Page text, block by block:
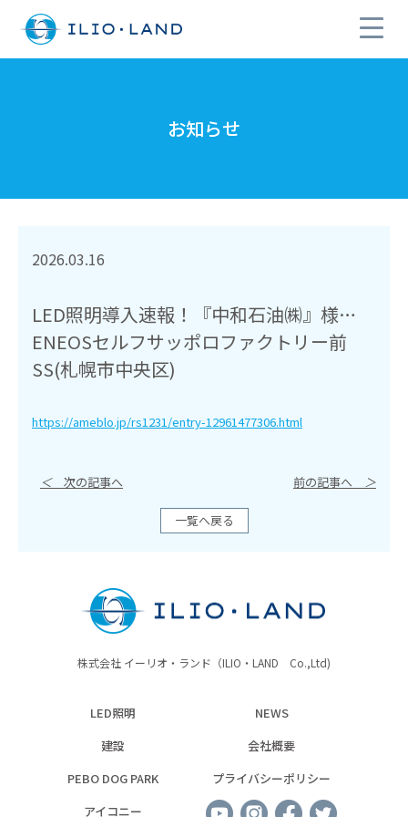
お知らせ
2026.03.16
LED照明導入速報！『中和石油㈱』様…
ENEOSセルフサッポロファクトリー前
SS(札幌市中央区)
https://ameblo.jp/rs1231/entry-12961477306.html
＜次の記事へ 前の記事へ ＞
一覧へ戻る
株式会社 イーリオ・ランド（ILIO・LAND Co.,Ltd)
LED照明
建設
PEBO DOG PARK
アイコニー
NEWS
会社概要
プライバシーポリシー